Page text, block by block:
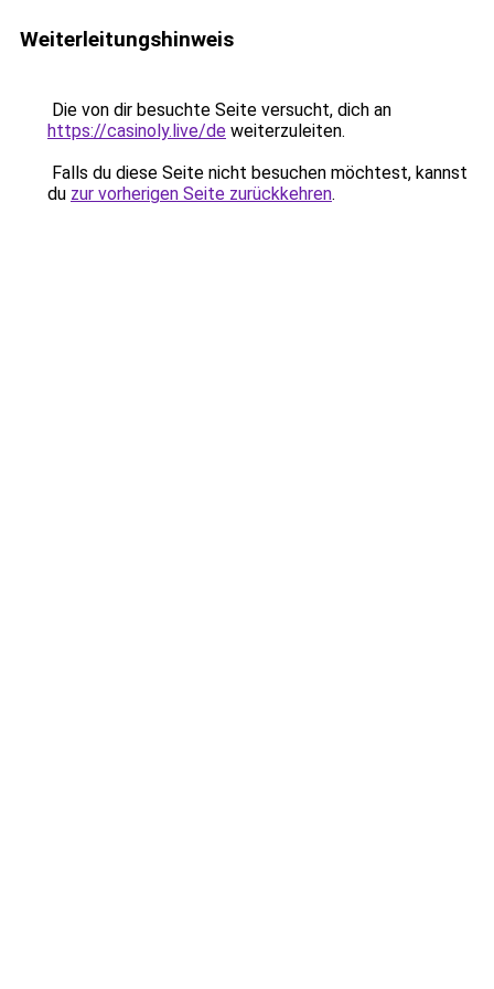
Weiterleitungshinweis
Die von dir besuchte Seite versucht, dich an
https://casinoly.live/de weiterzuleiten.
Falls du diese Seite nicht besuchen möchtest, kannst
du zur vorherigen Seite zurückkehren.